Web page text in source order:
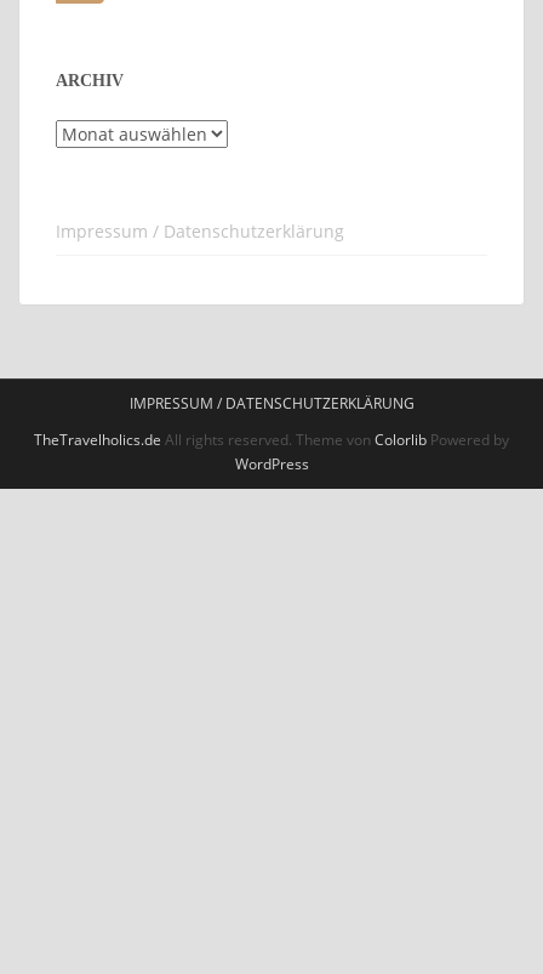
ARCHIV
Archiv
Impressum / Datenschutzerklärung
IMPRESSUM / DATENSCHUTZERKLÄRUNG
TheTravelholics.de All rights reserved. Theme von Colorlib Powered by
WordPress